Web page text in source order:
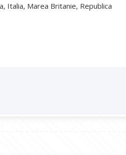
Italia, Marea Britanie, Republica